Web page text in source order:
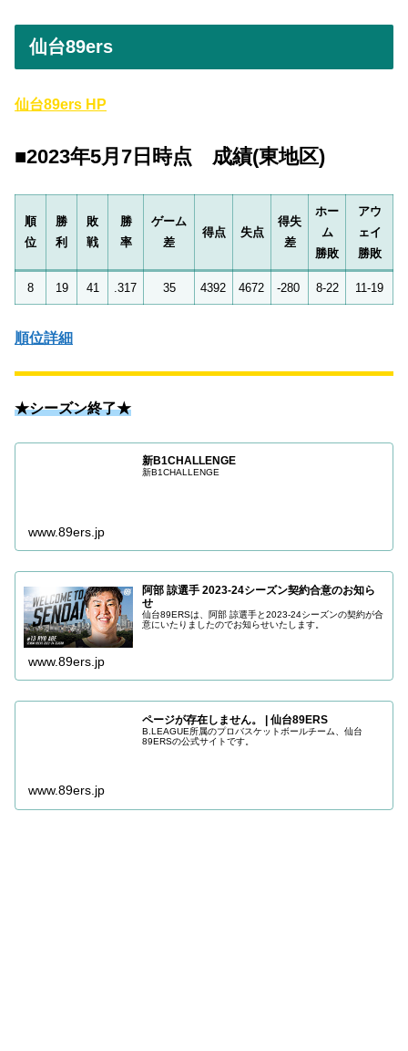
仙台89ers
仙台89ers HP
■2023年5月7日時点 成績(東地区)
順
位
勝
利
敗
戦
勝
率
ゲーム
差
得点 失点
得失
差
ホー
ム
勝敗
アウ
ェイ
勝敗
8 19 41 .317 35 4392 4672 -280 8-22 11-19
順位詳細
★シーズン終了★
新B1CHALLENGE
新B1CHALLENGE
www.89ers.jp
阿部 諒選手 2023-24シーズン契約合意のお知ら
せ
仙台89ERSは、阿部 諒選手と2023-24シーズンの契約が合
意にいたりましたのでお知らせいたします。
www.89ers.jp
ページが存在しません。 | 仙台89ERS
B.LEAGUE所属のプロバスケットボールチーム、仙台
89ERSの公式サイトです。
www.89ers.jp